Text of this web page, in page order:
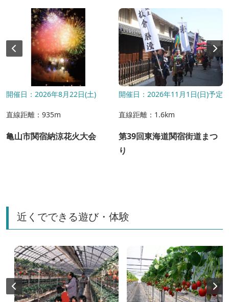
開催日：2026年8月22日(土)
直線距離：935m
亀山市関宿納涼花火大会
開催日：2026年11月1日(日)予定
直線距離：1.6km
第39回東海道関宿街道まつ
り
近くでできる遊び・体験